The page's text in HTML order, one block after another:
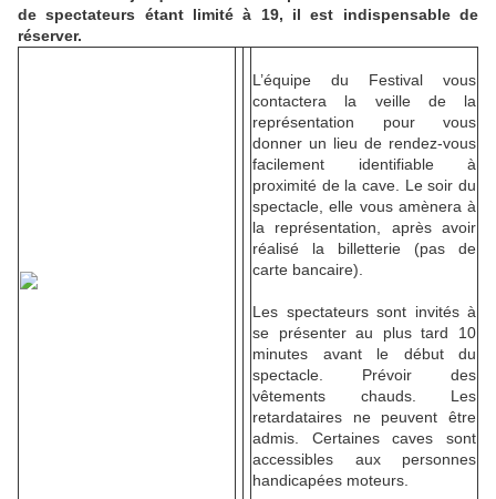
de spectateurs étant limité à 19, il est indispensable de
réserver.
L’équipe du Festival vous
contactera la veille de la
représentation pour vous
donner un lieu de rendez-vous
facilement identifiable à
proximité de la cave. Le soir du
spectacle, elle vous amènera à
la représentation, après avoir
réalisé la billetterie (pas de
carte bancaire).
Les spectateurs sont invités à
se présenter au plus tard 10
minutes avant le début du
spectacle. Prévoir des
vêtements chauds. Les
retardataires ne peuvent être
admis. Certaines caves sont
accessibles aux personnes
handicapées moteurs.